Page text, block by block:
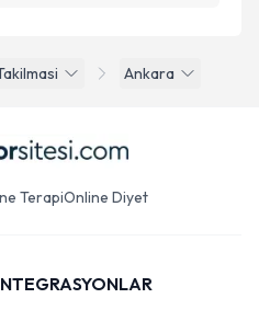
Ankara
TerapiOnline Diyet